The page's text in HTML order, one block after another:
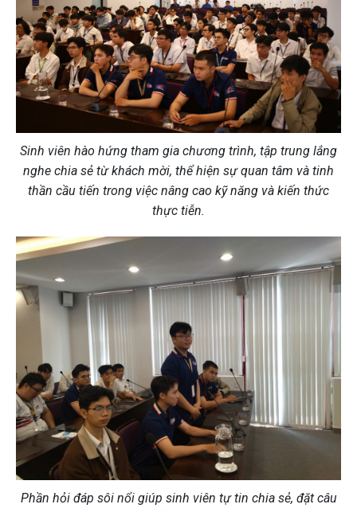
Sinh viên hào hứng tham gia chương trình, tập trung lắng
nghe chia sẻ từ khách mời, thể hiện sự quan tâm và tinh
thần cầu tiến trong việc nâng cao kỹ năng và kiến thức
thực tiễn.
Phần hỏi đáp sôi nổi giúp sinh viên tự tin chia sẻ, đặt câu